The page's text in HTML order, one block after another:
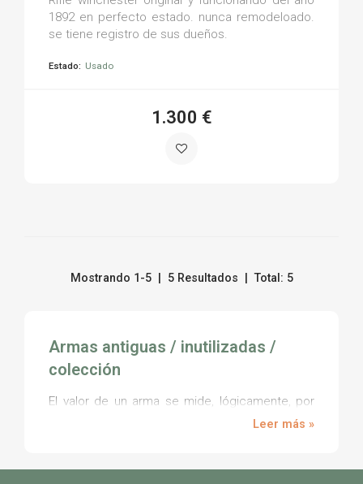
1892 en perfecto estado. nunca remodeloado.
se tiene registro de sus dueños.
Estado: Usado
1.300 €
Mostrando 1-5 | 5 Resultados | Total: 5
Armas antiguas / inutilizadas /
colección
El valor de un arma se mide, lógicamente, por
los elementos que han sido usados en su
coleccionismo de armas antiguas es una afición
Leer más »